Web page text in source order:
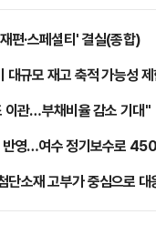
편·스페셜티' 결실(종합)
규모 재고 축적 가능성
이관…부채비율 감소 기대"
영…여수 정기보수로
소재 고부가 중심으로 대